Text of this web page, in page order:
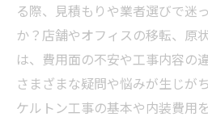
る際、見積もりや業者選びで迷
か？店舗やオフィスの移転、原
は、費用面の不安や工事内容の
さまざまな疑問や悩みが生じが
ケルトン工事の基本や内装費用